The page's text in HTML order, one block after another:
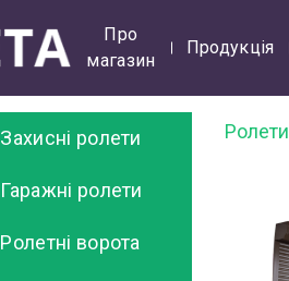
Про
магазин
Продукція
Захисні ролети
Гаражні ролети
Ролетні ворота
Ролети